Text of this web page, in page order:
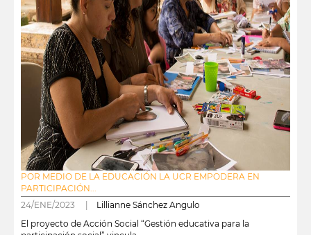
POR MEDIO DE LA EDUCACIÓN LA UCR EMPODERA EN
PARTICIPACIÓN...
24/ENE/2023 | Lillianne Sánchez Angulo
El proyecto de Acción Social “Gestión educativa para la